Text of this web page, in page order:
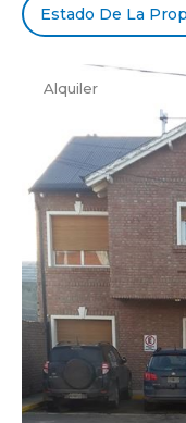
Estado De La
Alquiler